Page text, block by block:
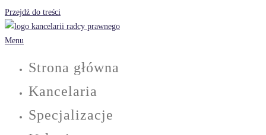
Przejdź do treści
Menu
Strona główna
Kancelaria
Specjalizacje